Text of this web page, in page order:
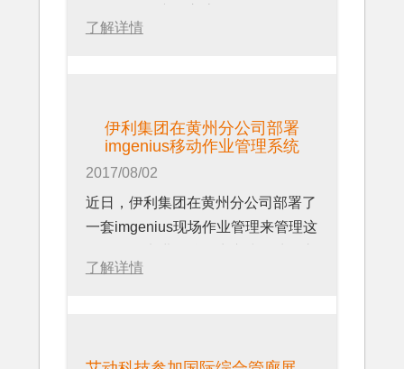
了解详情
伊利集团在黄州分公司部署
imgenius移动作业管理系统
2017/08/02
近日，伊利集团在黄州分公司部署了
一套imgenius现场作业管理来管理这
间的现场工作。
了解详情